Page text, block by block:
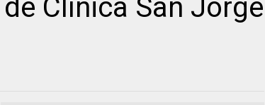
Clínica San Jorge